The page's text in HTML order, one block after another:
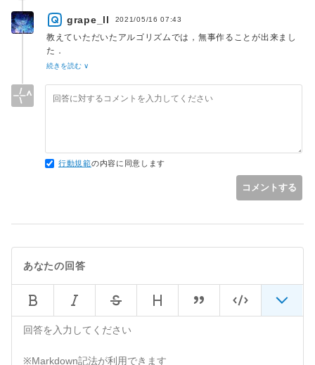
grape_ll 2021/05/16 07:43
教えていただいたアルゴリズムでは，無事作ることが出来まし
た．
ありがとうございます．
続きを読む ∨
行動規範の内容に同意します
コメントする
あなたの回答